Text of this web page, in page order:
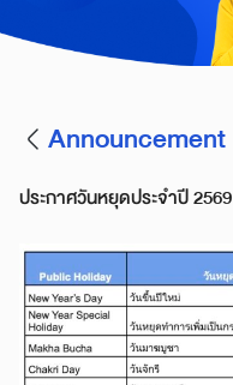
Announcement
ประกาศวันหยุดประจำปี 2569